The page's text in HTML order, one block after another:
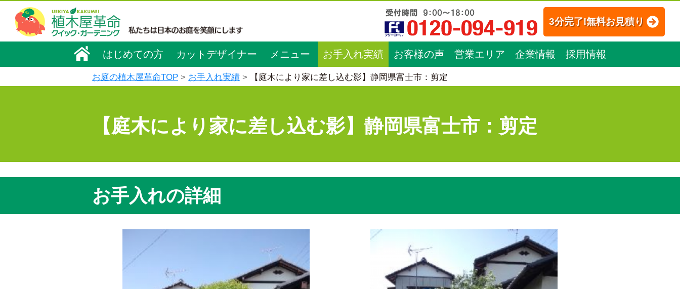
3分完了!無料お見積り
はじめての方 カットデザイナー メニュー お手入れ実績 お客様の声 営業エリア 企業情報 採用情報
お庭の植木屋革命TOP お手入れ実績 【庭木により家に差し込む影】静岡県富士市：剪定
【庭木により家に差し込む影】静岡県富士市：剪定
お手入れの詳細